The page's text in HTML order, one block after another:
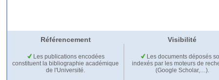
Référencement Visibilité
Les publications encodées
constituent la bibliographie académique
de l'Université.
Les documents déposés
indexés par les moteurs de
(Google Scholar,…).